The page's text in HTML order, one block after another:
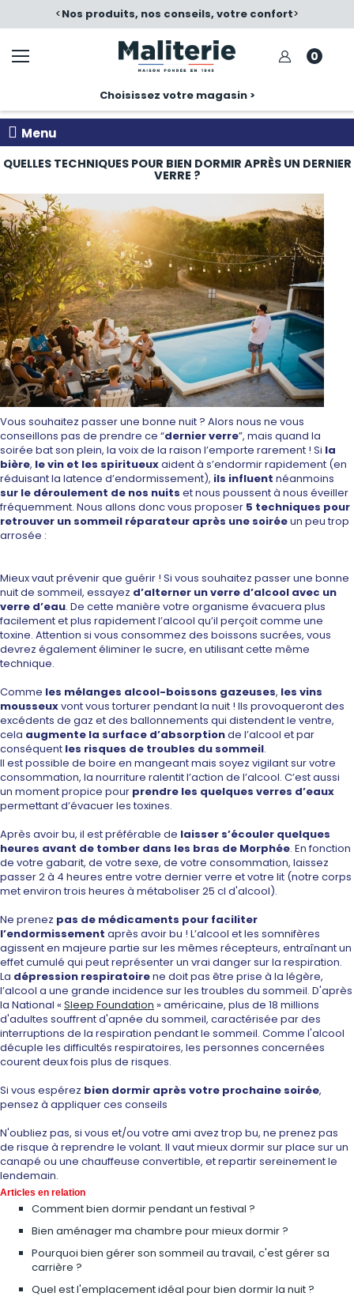
<Nos produits, nos conseils, votre confort>
0
Choisissez votre magasin >
Menu
QUELLES TECHNIQUES POUR BIEN DORMIR APRÈS UN DERNIER
VERRE ?
Vous souhaitez passer une bonne nuit ? Alors nous ne vous
conseillons pas de prendre ce “dernier verre”, mais quand la
soirée bat son plein, la voix de la raison l’emporte rarement ! Si la
bière, le vin et les spiritueuxaident à s’endormir rapidement (en
réduisant la latence d’endormissement), ils influent néanmoins
sur le déroulement de nos nuits et nous poussent à nous éveiller
fréquemment. Nous allons donc vous proposer 5 techniques pour
retrouver un sommeil réparateur après une soiréeun peu trop
arrosée :
Mieux vaut prévenir que guérir ! Si vous souhaitez passer une bonne
nuit de sommeil, essayez d’alterner un verre d’alcool avec un
verre d’eau. De cette manière votre organisme évacuera plus
facilement et plus rapidement l’alcool qu’il perçoit comme une
toxine. Attention si vous consommez des boissons sucrées, vous
devrez également éliminer le sucre, en utilisant cette même
technique.
Comme les mélanges alcool-boissons gazeuses, les vins
mousseuxvont vous torturer pendant la nuit ! Ils provoqueront des
excédents de gaz et des ballonnements qui distendent le ventre,
cela augmente la surface d’absorptionde l’alcool et par
conséquent les risques de troubles du sommeil.
Il est possible de boire en mangeant mais soyez vigilant sur votre
consommation, la nourriture ralentit l’action de l’alcool. C’est aussi
un moment propice pour prendre les quelques verres d’eaux
permettant d’évacuer les toxines.
Après avoir bu, il est préférable de laisser s’écouler quelques
heures avant de tomber dans les bras de Morphée. En fonction
de votre gabarit, de votre sexe, de votre consommation, laissez
passer 2 à 4 heures entre votre dernier verre et votre lit (notre corps
met environ trois heures à métaboliser 25 cl d'alcool).
Ne prenez pas de médicaments pour faciliter
l’endormissement après avoir bu ! L’alcool et les somnifères
agissent en majeure partie sur les mêmes récepteurs, entraînant un
effet cumulé qui peut représenterun vrai danger sur la respiration.
La dépression respiratoirene doit pas être prise à la légère,
l’alcool a une grande incidence sur les troubles du sommeil. D'après
la National « Sleep Foundation » américaine, plus de 18 millions
d'adultes souffrent d'apnée du sommeil, caractérisée par des
interruptions de la respiration pendant le sommeil. Comme l'alcool
décuple les difficultés respiratoires, les personnes concernées
courent deux fois plus de risques.
Si vous espérez bien dormir après votre prochaine soirée,
pensez à appliquer ces conseils
N'oubliez pas, si vous et/ou votre ami avez trop bu, ne prenez pas
de risque à reprendre le volant. Il vaut mieux dormir sur place sur un
canapé ou une chauffeuse convertible, et repartir sereinement le
lendemain.
Articles en relation
Comment bien dormir pendant un festival ?
Bien aménager ma chambre pour mieux dormir ?
Pourquoi bien gérer son sommeil au travail, c'est gérer sa
carrière ?
Quel est l'emplacement idéal pour bien dormir la nuit ?